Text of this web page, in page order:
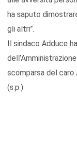
ha saputo
gli altri”.
Il sindaco Adduce
scomparsa del caro
(s.p.)